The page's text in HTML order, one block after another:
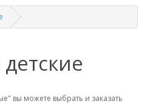
вы можете выбрать и заказать